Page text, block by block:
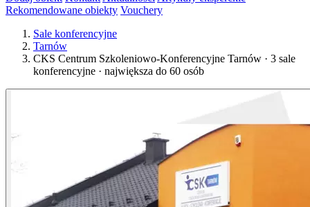
Rekomendowane obiekty Vouchery
Sale konferencyjne
Tarnów
CKS Centrum Szkoleniowo-Konferencyjne Tarnów · 3 sale
konferencyjne · największa do 60 osób